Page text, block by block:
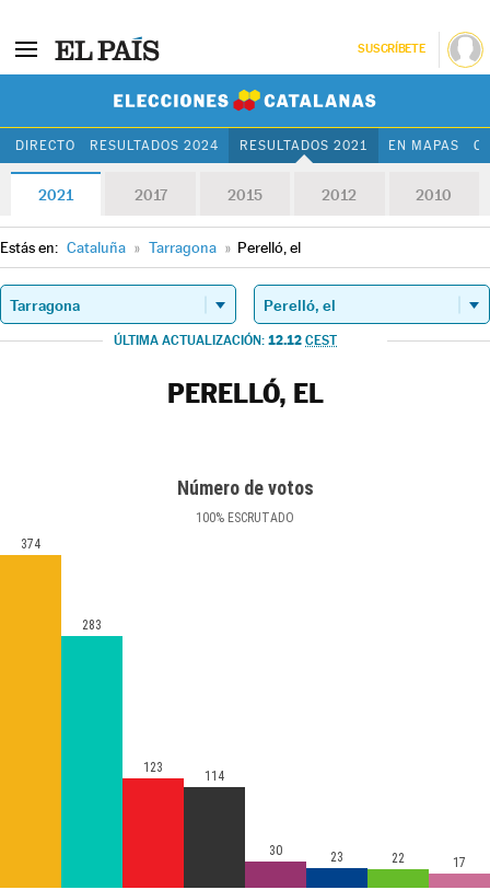
SUSCRÍBETE
DIRECTO RESULTADOS 2024 RESULTADOS 2021 EN MAPAS
2021 2017 2015 2012 2010
Estás en: Cataluña » Tarragona » Perelló, el
ÚLTIMA ACTUALIZACIÓN: 12.12 CEST
PERELLÓ, EL
Número de votos
100% ESCRUTADO
374
283
123
114
30 23 22 17